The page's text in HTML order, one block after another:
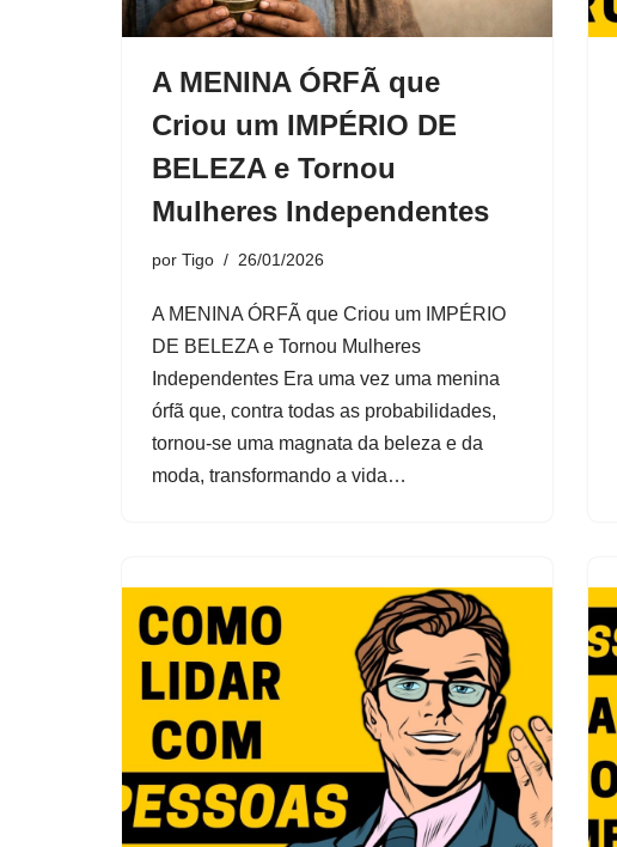
A MENINA ÓRFÃ que
Criou um IMPÉRIO DE
BELEZA e Tornou
Mulheres Independentes
por Tigo 26/01/2026
A MENINA ÓRFÃ que Criou um IMPÉRIO
DE BELEZA e Tornou Mulheres
Independentes Era uma vez uma menina
órfã que, contra todas as probabilidades,
tornou-se uma magnata da beleza e da
moda, transformando a vida…